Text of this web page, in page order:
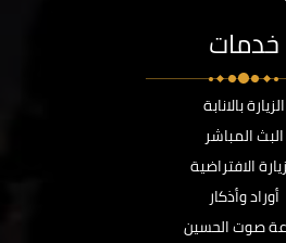
خدمات
الزيارة بالانابة
البث المباشر
الافتراضية
أوراد وأذكار
صوت الحسين